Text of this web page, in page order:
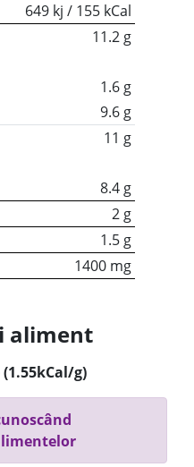
649 kj / 155 kCal
11.2 g
1.6 g
9.6 g
11 g
8.4 g
2 g
1.5 g
1400 mg
aliment
g)